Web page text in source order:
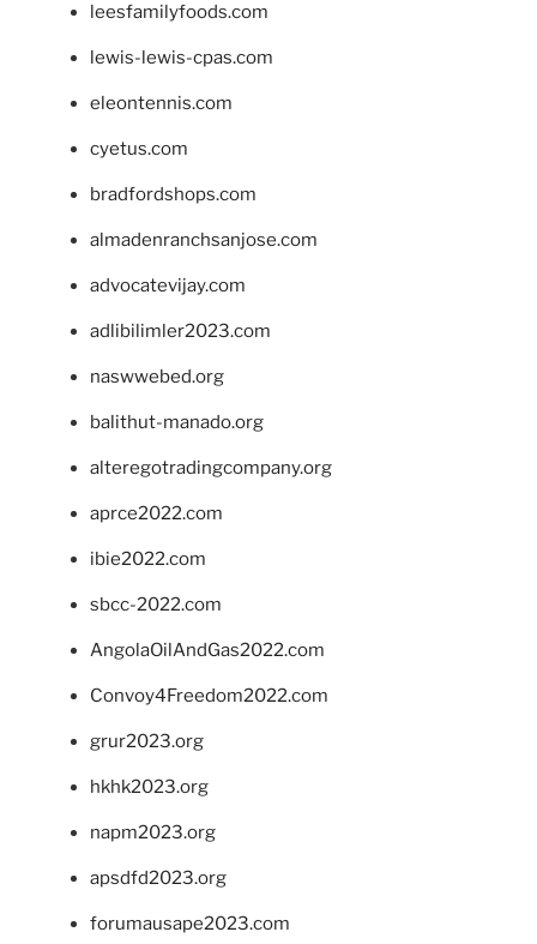
leesfamilyfoods.com
lewis-lewis-cpas.com
eleontennis.com
cyetus.com
bradfordshops.com
almadenranchsanjose.com
advocatevijay.com
adlibilimler2023.com
naswwebed.org
balithut-manado.org
alteregotradingcompany.org
aprce2022.com
ibie2022.com
sbcc-2022.com
AngolaOilAndGas2022.com
Convoy4Freedom2022.com
grur2023.org
hkhk2023.org
napm2023.org
apsdfd2023.org
forumausape2023.com